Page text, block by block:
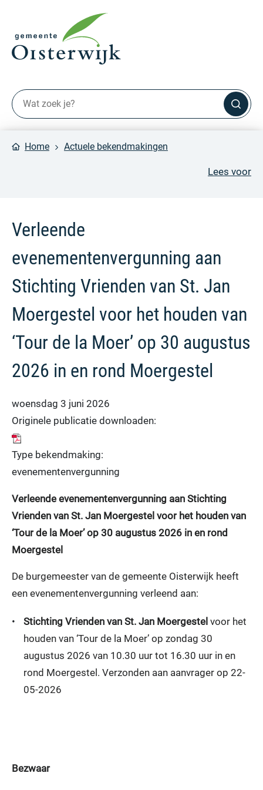
Home Actuele bekendmakingen
Lees voor
Verleende
evenementenvergunning aan
Stichting Vrienden van St. Jan
Moergestel voor het houden van
‘Tour de la Moer’ op 30 augustus
2026 in en rond Moergestel
woensdag 3 juni 2026
Originele publicatie downloaden:
Type bekendmaking:
evenementenvergunning
Verleende evenementenvergunning aan Stichting
Vrienden van St. Jan Moergestel voor het houden van
‘Tour de la Moer’ op 30 augustus 2026 in en rond
Moergestel
De burgemeester van de gemeente Oisterwijk heeft
een evenementenvergunning verleend aan:
• Stichting Vrienden van St. Jan Moergestel voor het
houden van ‘Tour de la Moer’ op zondag 30
augustus 2026 van 10.30 uur tot 16.30 uur in en
rond Moergestel. Verzonden aan aanvrager op 22-
05-2026
Bezwaar